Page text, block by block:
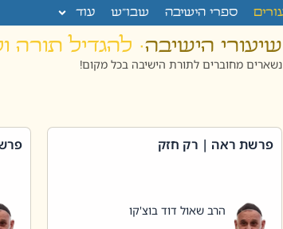
ספרי הישיבה שבו”ש עוד
שיעורי הישיבה· להגדיל תורה
נשארים מחוברים לתורת הישיבה בכל מקום!
פרשת ראה | רק חזק
הרב שאול דוד בוצ'קו